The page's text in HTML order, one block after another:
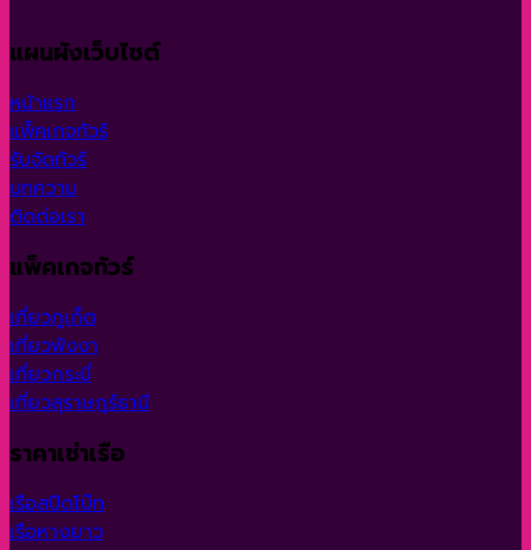
แผนผังเว็บไซต์
หน้าแรก
แพ็คเกจทัวร์
รับจัดทัวร์
บทความ
ติดต่อเรา
แพ็คเกจทัวร์
เที่ยวภูเก็ต
เที่ยวพังงา
เที่ยวกระบี่
เที่ยวสุราษฎร์ธานี
ราคาเช่าเรือ
เรือสปีดโบ๊ท
เรือหางยาว